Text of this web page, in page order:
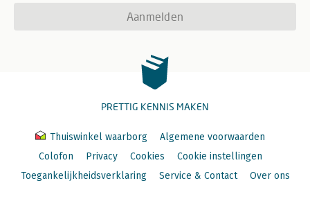
Aanmelden
PRETTIG KENNIS MAKEN
Thuiswinkel waarborg
Algemene voorwaarden
Colofon
Privacy Cookies
Cookie instellingen
Toegankelijkheidsverklaring
Service & Contact Over ons